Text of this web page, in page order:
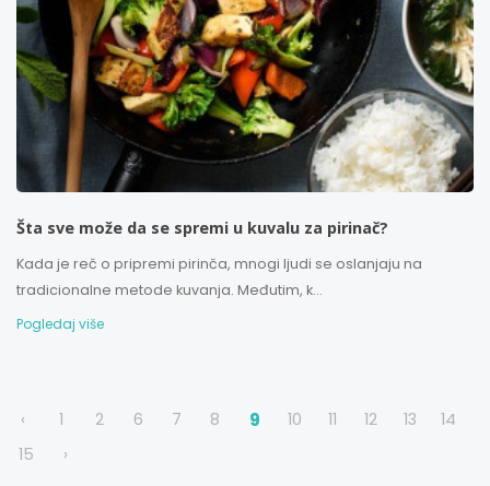
Šta sve može da se spremi u kuvalu za pirinač?
Kada je reč o pripremi pirinča, mnogi ljudi se oslanjaju na
tradicionalne metode kuvanja. Međutim, k...
Pogledaj više
‹ 1 2 6 7 8 9 10 11 12 13
14
15
›